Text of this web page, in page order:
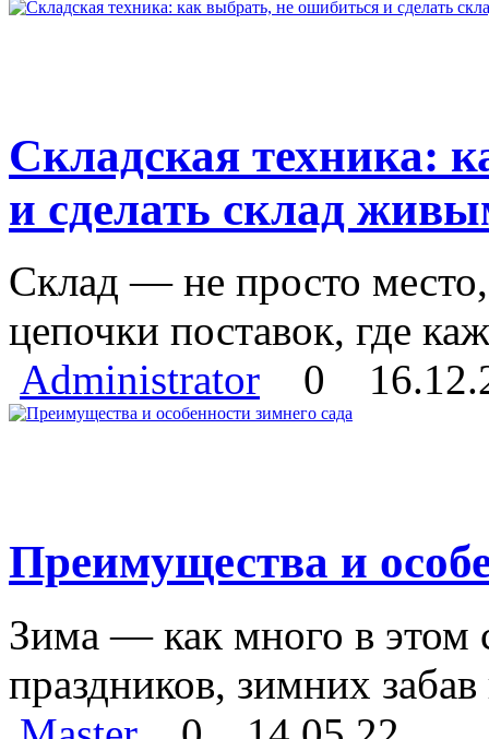
Складская техника:
и сделать склад
Склад — не просто место,
цепочки поставок, где
Administrator
0
Преимущества и
Зима — как много в
праздников, зимних